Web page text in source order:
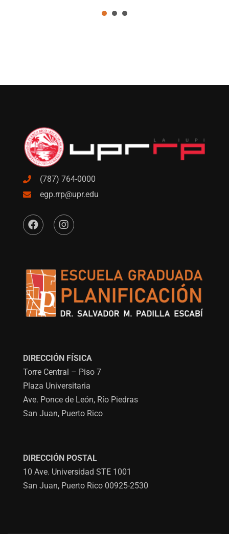
(787) 764-0000
egp.rrp@upr.edu
DIRECCIÓN FÍSICA
Torre Central – Piso 7
Plaza Universitaria
Ave. Ponce de León, Río Piedras
San Juan, Puerto Rico
DIRECCIÓN POSTAL
10 Ave. Universidad STE 1001
San Juan, Puerto Rico 00925-2530